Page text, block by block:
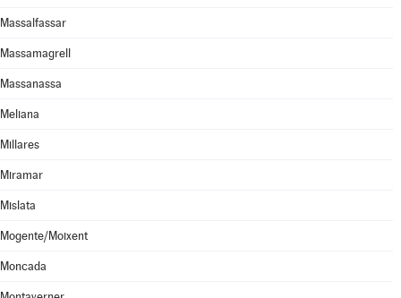
Massalfassar
Massamagrell
Massanassa
Meliana
Millares
Miramar
Mislata
Mogente/Moixent
Moncada